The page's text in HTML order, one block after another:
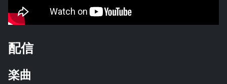
配信
楽曲